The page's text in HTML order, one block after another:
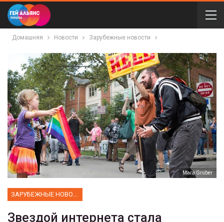
Домашняя Новости Зарубежные новости
Mara Gruber
Звездой интернета стала